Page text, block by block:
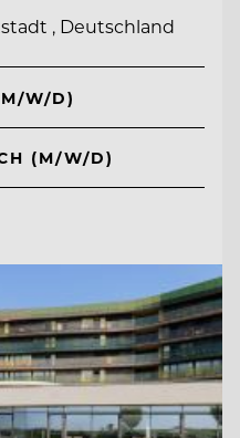
, Deutschland
W/D)
(M/W/D)